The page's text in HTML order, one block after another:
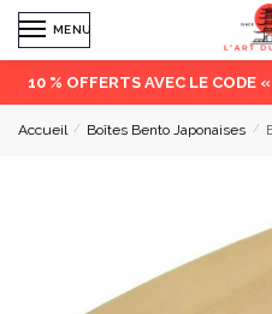
MENU
10 % OFFERTS AVEC LE CODE
Accueil / Boîtes Bento Japonaises /